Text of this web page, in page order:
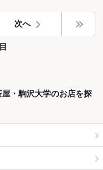
次へ
・駒沢大学のお店を探